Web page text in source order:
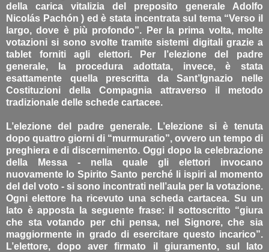
della carica vitalizia del preposito generale Adolfo
Nicolás Pachón ) ed è stata incentrata sul tema “Verso il
largo, dove è più profondo”. Per la prima volta, molte
votazioni si sono svolte tramite sistemi digitali grazie a
tablet forniti agli elettori. Per l’elezione del padre
generale, la procedura adottata, invece, è stata
esattamente quella prescritta da Sant’Ignazio nelle
Costituzioni della Compagnia attraverso il metodo
tradizionale delle schede cartacee.
L’elezione del padre generale. L’elezione si è tenuta
dopo quattro giorni di “murmuratio”, ovvero un tempo di
preghiera e di discernimento. Oggi dopo la celebrazione
della Messa - nella quale gli elettori invocano
nuovamente lo Spirito Santo perché li ispiri al momento
del del voto - si sono incontrati nell’aula per la votazione.
Ogni elettore ha ricevuto una scheda cartacea. Su un
lato è apposta la seguente frase: il sottoscritto “giura
che sta votando per chi pensa, nel Signore, che sia
maggiormente in grado di esercitare questo incarico”.
L’elettore, dopo aver firmato il giuramento, sul lato